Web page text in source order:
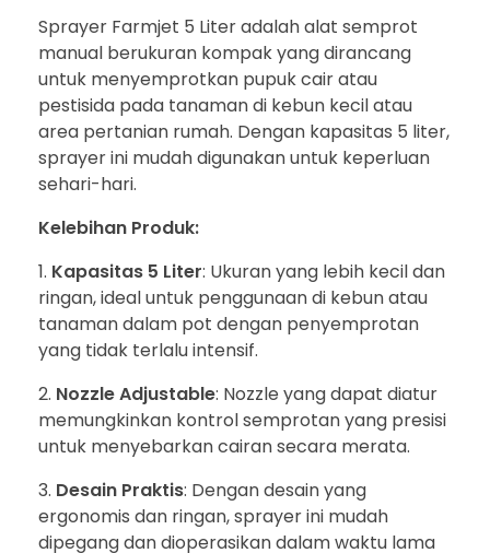
Sprayer Farmjet 5 Liter adalah alat semprot
manual berukuran kompak yang dirancang
untuk menyemprotkan pupuk cair atau
pestisida pada tanaman di kebun kecil atau
area pertanian rumah. Dengan kapasitas 5 liter,
sprayer ini mudah digunakan untuk keperluan
sehari-hari.
Kelebihan Produk:
Kapasitas 5 Liter: Ukuran yang lebih kecil dan
ringan, ideal untuk penggunaan di kebun atau
tanaman dalam pot dengan penyemprotan
yang tidak terlalu intensif.
Nozzle Adjustable: Nozzle yang dapat diatur
memungkinkan kontrol semprotan yang presisi
untuk menyebarkan cairan secara merata.
Desain Praktis: Dengan desain yang
ergonomis dan ringan, sprayer ini mudah
dipegang dan dioperasikan dalam waktu lama